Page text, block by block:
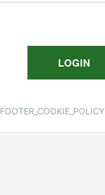
FOOTER_COOKIE_POLICY